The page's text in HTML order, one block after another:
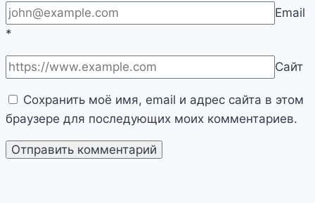
Email
*
Сайт
Сохранить моё имя, email и адрес сайта в этом
браузере для последующих моих комментариев.